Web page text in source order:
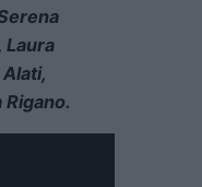
Laura
Rigano.